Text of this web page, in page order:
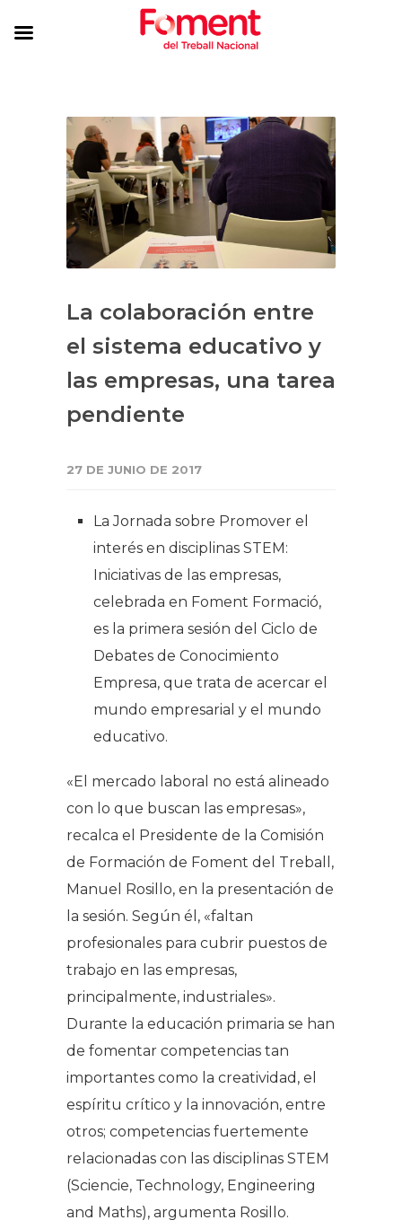
La colaboración entre
el sistema educativo y
las empresas, una tarea
pendiente
27 DE JUNIO DE 2017
La Jornada sobre Promover el
interés en disciplinas STEM:
Iniciativas de las empresas,
celebrada en Foment Formació,
es la primera sesión del Ciclo de
Debates de Conocimiento
Empresa, que trata de acercar el
mundo empresarial y el mundo
educativo.
«El mercado laboral no está alineado
con lo que buscan las empresas»,
recalca el Presidente de la Comisión
de Formación de Foment del Treball,
Manuel Rosillo, en la presentación de
la sesión. Según él, «faltan
profesionales para cubrir puestos de
trabajo en las empresas,
principalmente, industriales».
Durante la educación primaria se han
de fomentar competencias tan
importantes como la creatividad, el
espíritu crítico y la innovación, entre
otros; competencias fuertemente
relacionadas con las disciplinas STEM
(Sciencie, Technology, Engineering
and Maths), argumenta Rosillo.